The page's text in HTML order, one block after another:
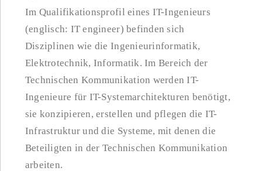
Im Qualifikationsprofil eines IT-Ingenieurs
(englisch: IT engineer) befinden sich
Disziplinen wie die Ingenieurinformatik,
Elektrotechnik, Informatik. Im Bereich der
Technischen Kommunikation werden IT-
Ingenieure für IT-Systemarchitekturen benötigt,
sie konzipieren, erstellen und pflegen die IT-
Infrastruktur und die Systeme, mit denen die
Beteiligten in der Technischen Kommunikation
arbeiten.